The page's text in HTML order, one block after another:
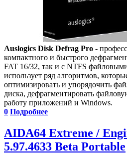
Auslogics Disk Defrag Pro -
компактного и быстрого
FAT 16/32, так и с NTFS
использует ряд алгоритмов,
оптимизировать и упорядочить
диска, дефрагментировать
работу приложений и Windows.
0 Подробнее
AIDA64 Extreme /
5.97.4633 Beta Portable